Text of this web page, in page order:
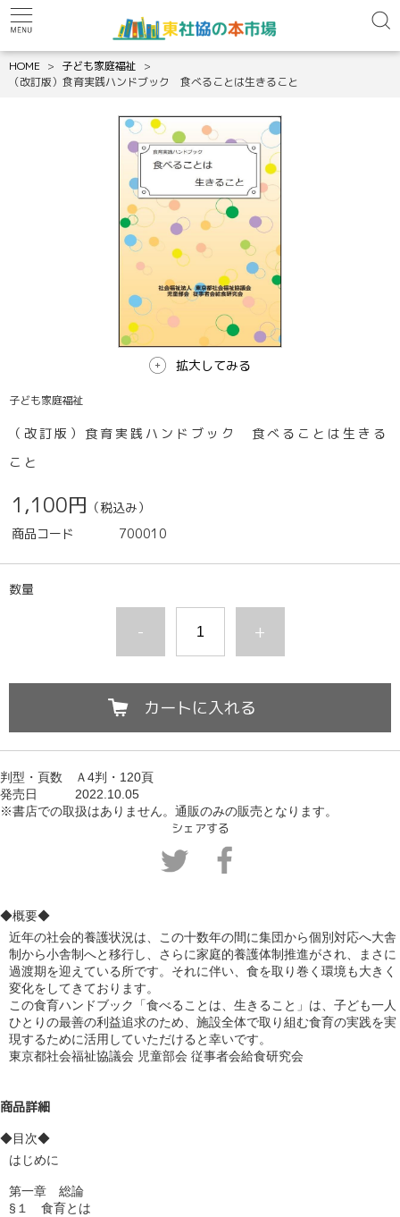
HOME
子ども家庭福祉
（改訂版）食育実践ハンドブック 食べることは生きること
拡大してみる
子ども家庭福祉
（改訂版）食育実践ハンドブック 食べることは生きる
こと
1,100円 （税込み）
商品コード
700010
数量
- +
カートに入れる
判型・頁数 Ａ4判・120頁
発売日 2022.10.05
※書店での取扱はありません。通販のみの販売となります。
シェアする
◆概要◆
近年の社会的養護状況は、この十数年の間に集団から個別対応へ大舎
制から小舎制へと移行し、さらに家庭的養護体制推進がされ、まさに
過渡期を迎えている所です。それに伴い、食を取り巻く環境も大きく
変化をしてきております。
この食育ハンドブック「食べることは、生きること」は、子ども一人
ひとりの最善の利益追求のため、施設全体で取り組む食育の実践を実
現するために活用していただけると幸いです。
東京都社会福祉協議会 児童部会 従事者会給食研究会
商品詳細
◆目次◆
はじめに
第一章　総論
§１　食育とは